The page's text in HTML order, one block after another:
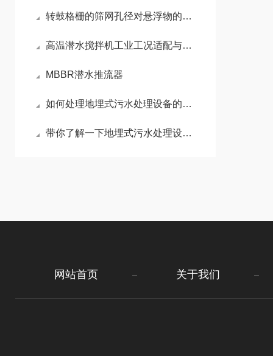
转鼓格栅的筛网孔径对悬浮物的影响
高温潜水搅拌机工业工况适配与实际应用探析
MBBR潜水推流器
如何处理地埋式污水处理设备的故障
带你了解一下地埋式污水处理设备有哪些优势
网站首页 关于我们